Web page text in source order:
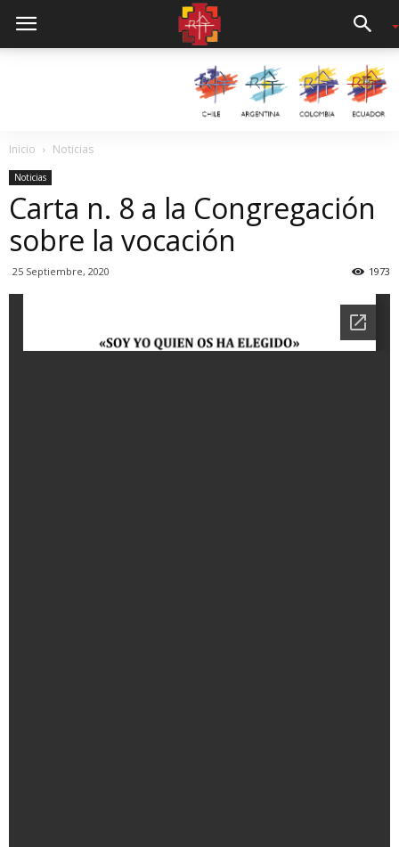
Inicio Noticias
Noticias
Carta n. 8 a la Congregación
sobre la vocación
25 Septiembre, 2020 1973